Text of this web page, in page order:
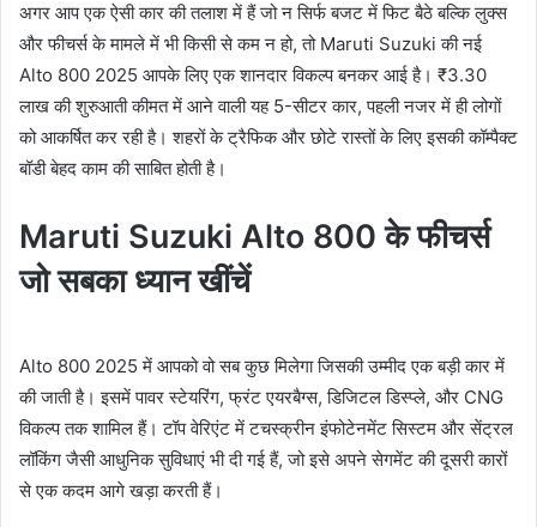
अगर आप एक ऐसी कार की तलाश में हैं जो न सिर्फ बजट में फिट बैठे बल्कि लुक्स
और फीचर्स के मामले में भी किसी से कम न हो, तो Maruti Suzuki की नई
Alto 800 2025 आपके लिए एक शानदार विकल्प बनकर आई है। ₹3.30
लाख की शुरुआती कीमत में आने वाली यह 5-सीटर कार, पहली नजर में ही लोगों
को आकर्षित कर रही है। शहरों के ट्रैफिक और छोटे रास्तों के लिए इसकी कॉम्पैक्ट
बॉडी बेहद काम की साबित होती है।
Maruti Suzuki Alto 800 के फीचर्स
जो सबका ध्यान खींचें
Alto 800 2025 में आपको वो सब कुछ मिलेगा जिसकी उम्मीद एक बड़ी कार में
की जाती है। इसमें पावर स्टेयरिंग, फ्रंट एयरबैग्स, डिजिटल डिस्प्ले, और CNG
विकल्प तक शामिल हैं। टॉप वेरिएंट में टचस्क्रीन इंफोटेनमेंट सिस्टम और सेंट्रल
लॉकिंग जैसी आधुनिक सुविधाएं भी दी गई हैं, जो इसे अपने सेगमेंट की दूसरी कारों
से एक कदम आगे खड़ा करती हैं।